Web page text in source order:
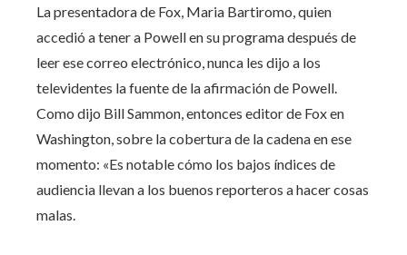
La presentadora de Fox, Maria Bartiromo, quien
accedió a tener a Powell en su programa después de
leer ese correo electrónico, nunca les dijo a los
televidentes la fuente de la afirmación de Powell.
Como dijo Bill Sammon, entonces editor de Fox en
Washington, sobre la cobertura de la cadena en ese
momento: «Es notable cómo los bajos índices de
audiencia llevan a los buenos reporteros a hacer cosas
malas.